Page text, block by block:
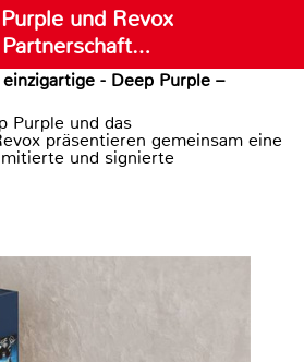
und Revox
- Deep Purple –
Purple und das
präsentieren gemeinsam eine
und signierte